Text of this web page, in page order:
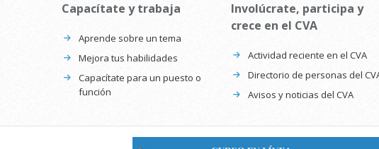
Capacítate y trabaja
Aprende sobre un tema
Mejora tus habilidades
Capacítate para un puesto o
función
Involúcrate, participa y
crece en el CVA
Actividad reciente en el CVA
Directorio de personas del
Avisos y noticias del CVA